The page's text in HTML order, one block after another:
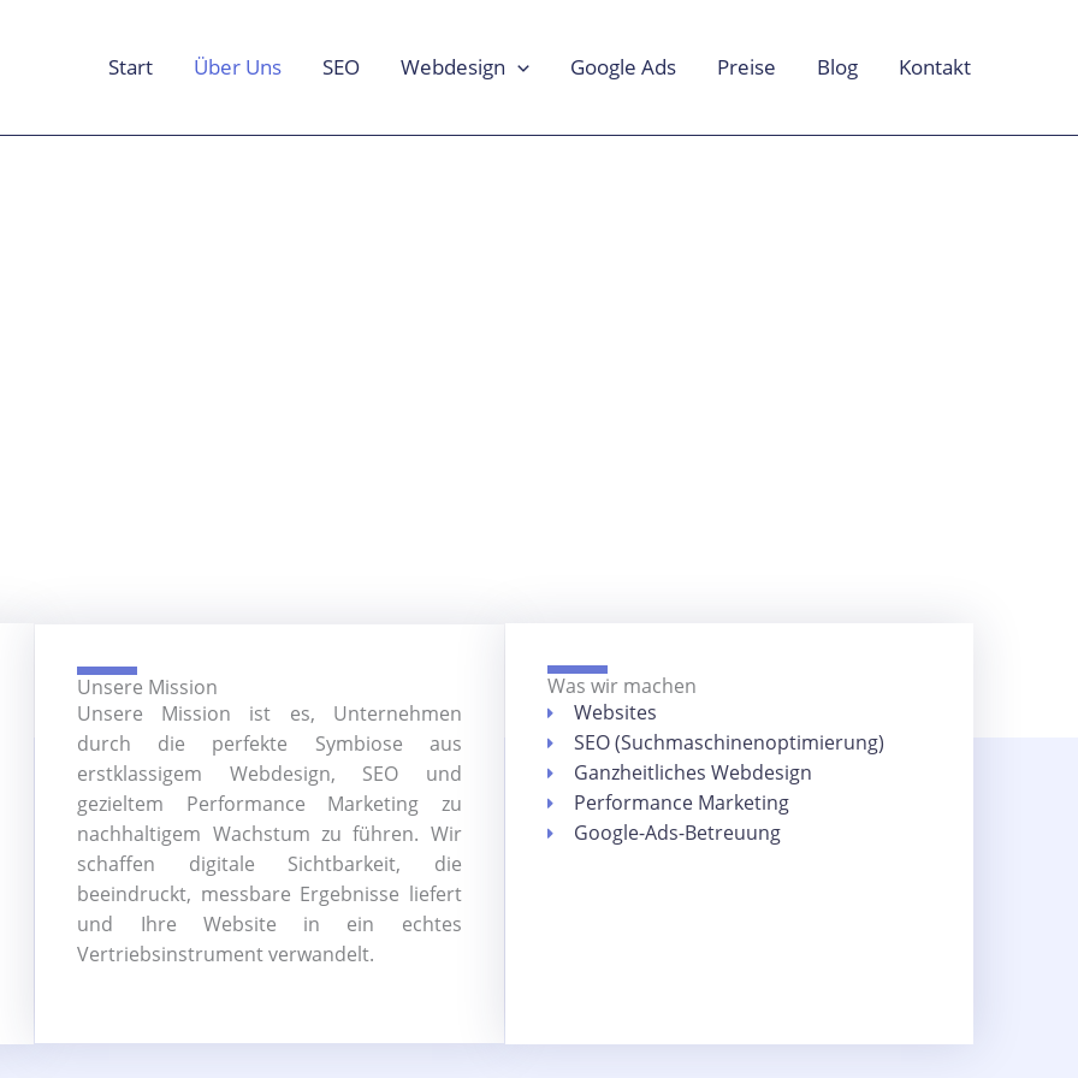
Start Über Uns SEO Webdesign Google Ads Preise Blog Kontakt
Unsere Mission
Unsere Mission ist es, Unternehmen
durch die perfekte Symbiose aus
erstklassigem Webdesign, SEO und
gezieltem Performance Marketing zu
nachhaltigem Wachstum zu führen. Wir
schaffen digitale Sichtbarkeit, die
beeindruckt, messbare Ergebnisse liefert
und Ihre Website in ein echtes
Vertriebsinstrument verwandelt.
Was wir machen
Websites
SEO (Suchmaschinenoptimierung)
Ganzheitliches Webdesign
Performance Marketing
Google-Ads-Betreuung